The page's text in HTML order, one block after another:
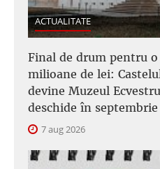
ACTUALITATE
Final de drum pentru
milioane de lei:
devine Muzeul
deschide în septembrie
7 aug 2026